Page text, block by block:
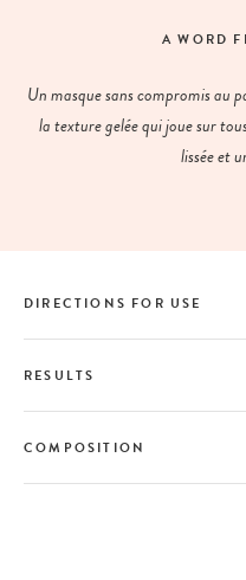
A WORD
Un masque sans compromis au
la texture gelée qui joue sur
lissée et
DIRECTIONS FOR USE
RESULTS
COMPOSITION